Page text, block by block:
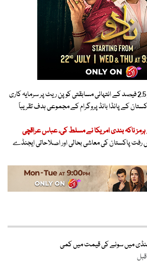
وزارت خزانہ کے مطابق بانڈ پر 2.5 فیصد کے انتہائی مسابقتی کوپن ریٹ پر سرمایہ کاری
کے پانڈا بانڈ پروگرام کے مجموعی ہدف تقریباً
ہرمز ناکہ بندی امریکا نے مسلط کی، عباس عراقچی
رفت پاکستان کی معاشی بحالی اور اصلاحاتی ایجنڈے
میں سونے کی قیمت میں کمی